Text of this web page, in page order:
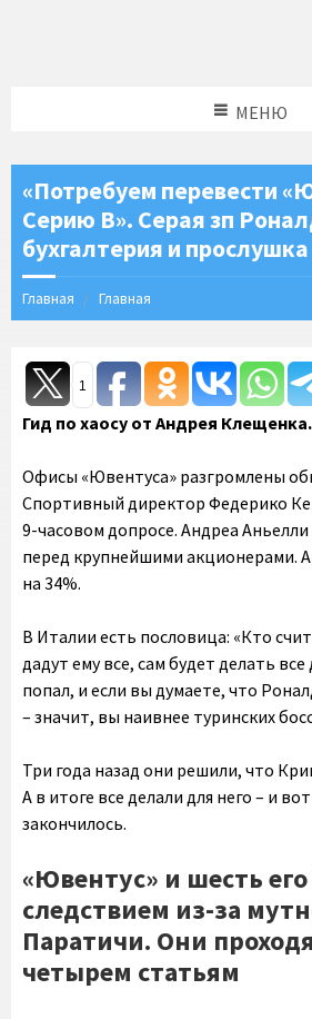
МЕНЮ
«Потребуем перевести
Серию В». Серая зп
бухгалтерия и прослушка
Главная Главная
1
Гид по хаосу от Андрея Клещенка.
Офисы «Ювентуса» разгромлены
Спортивный директор Федерико
9-часовом допросе. Андреа
перед крупнейшими акционерами.
на 34%.
В Италии есть пословица: «Кто
дадут ему все, сам будет делать
попал, и если вы думаете, что
– значит, вы наивнее туринских
Три года назад они решили, что
А в итоге все делали для него – и
закончилось.
«Ювентус» и шесть его
следствием из-за
Паратичи. Они
четырем статьям